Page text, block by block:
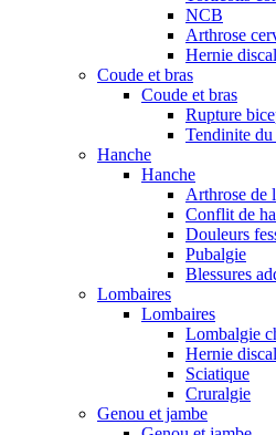
NCB
Arthrose
Hernie
Coude et bras
Coude et bras
Rupture
Tendinite du
Hanche
Hanche
Arthrose de
Conflit de
Douleurs
Pubalgie
Blessures
Lombaires
Lombaires
Lombalgie
Hernie
Sciatique
Cruralgie
Genou et jambe